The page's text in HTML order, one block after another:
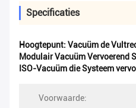
Specificaties
Hoogtepunt: Vacuüm de
Modulair Vacuüm Vervoerend
ISO-Vacuüm die Systeem
Voorwaarde: